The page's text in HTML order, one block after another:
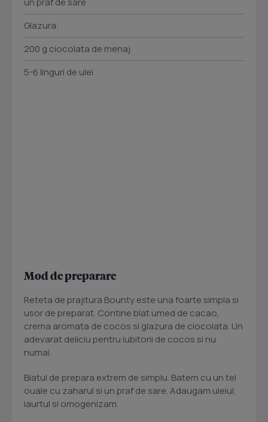
Glazura:
200 g ciocolata de menaj
5-6 linguri de ulei
Mod de preparare
Reteta de prajitura Bounty este una foarte simpla si
usor de preparat. Contine blat umed de cacao,
crema aromata de cocos si glazura de ciocolata. Un
adevarat deliciu pentru iubitorii de cocos si nu
numai.
Blatul de prepara extrem de simplu. Batem cu un tel
ouale cu zaharul si un praf de sare. Adaugam uleiul,
iaurtul si omogenizam.